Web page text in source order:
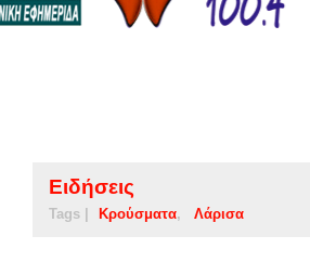
Ειδήσεις
Tags | Κρούσματα Λάρισα